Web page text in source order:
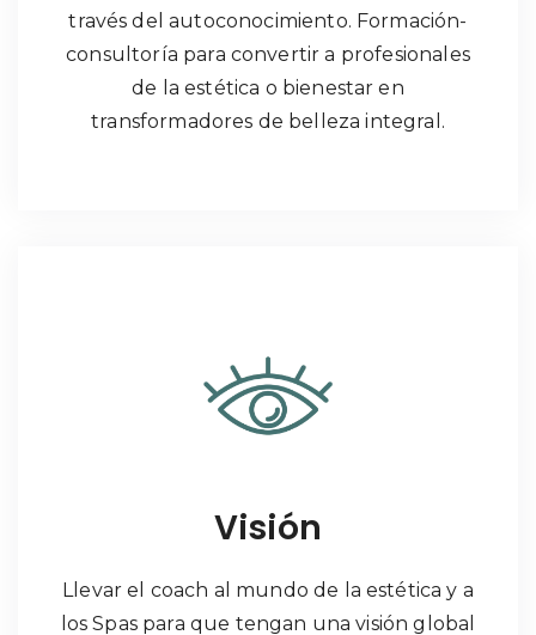
través del autoconocimiento. Formación-
consultoría para convertir a profesionales
de la estética o bienestar en
transformadores de belleza integral.
Visión
Llevar el coach al mundo de la estética y a
los Spas para que tengan una visión global